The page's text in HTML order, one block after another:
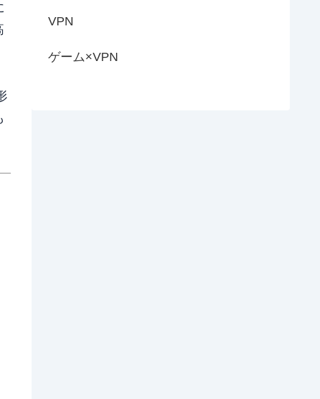
VPN
ゲーム×VPN